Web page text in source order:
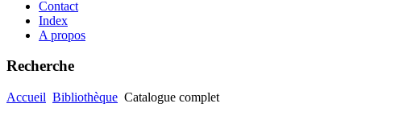
Contact
Index
A propos
Recherche
Accueil Bibliothèque Catalogue complet